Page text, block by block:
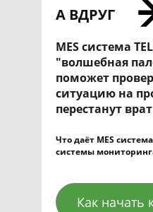
А ВДРУГ
MES система
"волшебная
поможет
ситуацию на
перестанут
Что даёт MES
системы
Как начать